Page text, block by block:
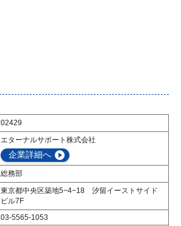
02429
エターナルサポート株式会社
企業詳細へ
総務部
東京都中央区築地5−4−18 汐留イーストサイド
ビル7F
03-5565-1053